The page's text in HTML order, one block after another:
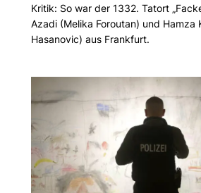
Kritik: So war der 1332. Tatort
Azadi (Melika Foroutan) und Hamza
Hasanovic) aus Frankfurt.